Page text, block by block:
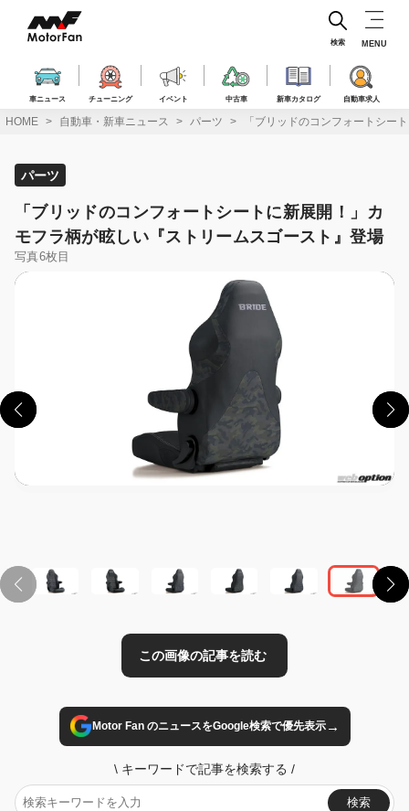
ス
車ニュース チューニング イベント 中古車 新車カタログ 自動車求人
検索 MENU
HOME 自動車・新車ニュース パーツ 「ブリッドのコンフォートシー
パーツ
「ブリッドのコンフォートシートに新展開！」カ
モフラ柄が眩しい『ストリームスゴースト』登場
写真6枚目
Motor Fan のニュースをGoogle検索で優先表示→
\ キーワードで記事を検索する /
検索